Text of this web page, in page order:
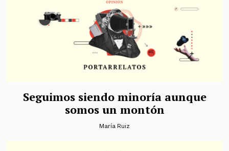
Seguimos siendo minoría aunque
somos un montón
María Ruiz